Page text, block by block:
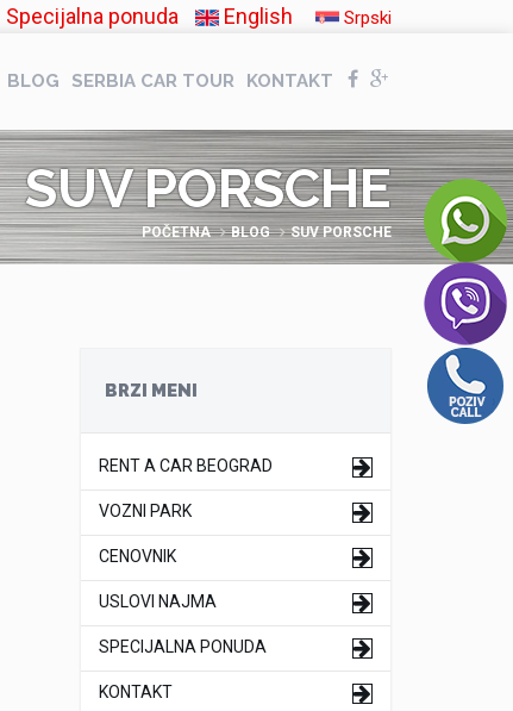
Specijalna ponuda English Srpski
BLOG SERBIA CAR TOUR KONTAKT
SUV PORSCHE
POČETNA BLOG SUV PORSCHE
BRZI MENI
RENT A CAR BEOGRAD
VOZNI PARK
CENOVNIK
USLOVI NAJMA
SPECIJALNA PONUDA
KONTAKT